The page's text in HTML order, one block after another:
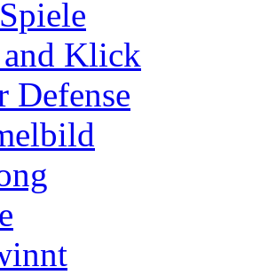
Klick
Defense